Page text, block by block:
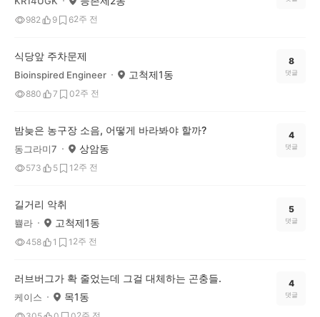
982 9 62주 전
식당앞 주차문제
Bioinspired Engineer 고척제1동
880 7 02주 전
8
댓글
밤늦은 농구장 소음, 어떻게 바라봐야 할까?
동그라미7 상암동
573 5 1 2주 전
4
댓글
길거리 악취
쁄라 고척제1동
458 1 1 2주 전
5
댓글
러브버그가 확 줄었는데 그걸 대체하는 곤충들.
케이스 목1동
4
댓글